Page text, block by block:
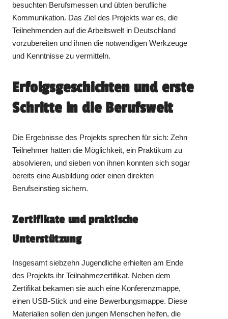
besuchten Berufsmessen und übten berufliche
Kommunikation. Das Ziel des Projekts war es, die
Teilnehmenden auf die Arbeitswelt in Deutschland
vorzubereiten und ihnen die notwendigen Werkzeuge
und Kenntnisse zu vermitteln.
Erfolgsgeschichten und erste
Schritte in die Berufswelt
Die Ergebnisse des Projekts sprechen für sich: Zehn
Teilnehmer hatten die Möglichkeit, ein Praktikum zu
absolvieren, und sieben von ihnen konnten sich sogar
bereits eine Ausbildung oder einen direkten
Berufseinstieg sichern.
Zertifikate und praktische
Unterstützung
Insgesamt siebzehn Jugendliche erhielten am Ende
des Projekts ihr Teilnahmezertifikat. Neben dem
Zertifikat bekamen sie auch eine Konferenzmappe,
einen USB-Stick und eine Bewerbungsmappe. Diese
Materialien sollen den jungen Menschen helfen, die